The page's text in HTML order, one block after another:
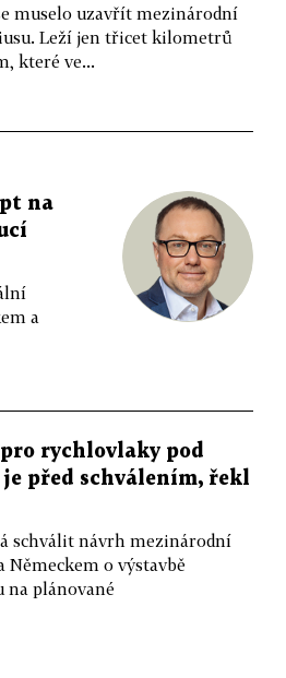
muselo uzavřít mezinárodní
Leží jen třicet kilometrů
které ve...
na
a
rychlovlaky pod
před schválením, řekl
schválit návrh mezinárodní
Německem o výstavbě
plánované